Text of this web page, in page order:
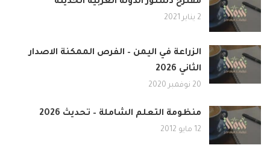
2 يناير 2021
الزراعة في اليمن – الفرص الممكنة الاصدار
الثاني 2026
20 نوفمبر 2020
منظومة التعلم الشاملة – تحديث 2026
12 مايو 2012